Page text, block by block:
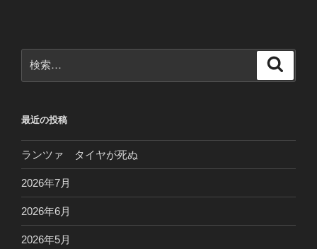
ー
シ
索:
最近の投稿
ランツァ タイヤが死ぬ
2026年7月
2026年6月
2026年5月